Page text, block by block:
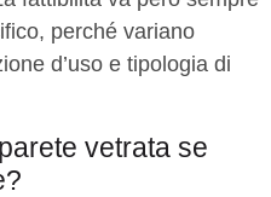
perché variano
d’uso e tipologia di
vetrata se